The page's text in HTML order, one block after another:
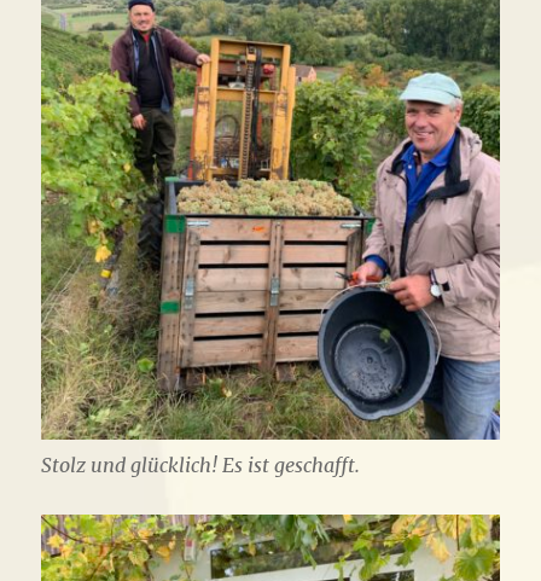
Stolz und glücklich! Es ist geschafft.